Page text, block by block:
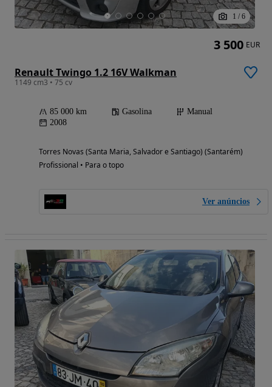
1 / 6
Renault Twingo 1.2 16V Walkman
1149 cm3 • 75 cv
85 000 km Gasolina
Manual
2008
Torres Novas (Santa Maria, Salvador e Santiago) (Santarém)
Profissional • Para o topo
Ver anúncios
3 500 EUR